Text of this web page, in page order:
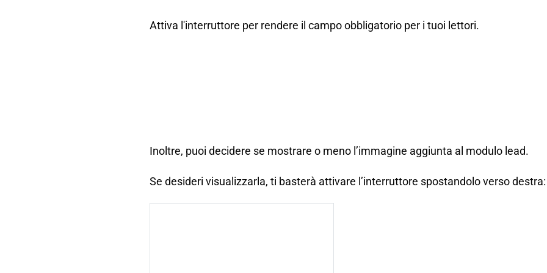
Attiva l'interruttore per rendere il campo obbligatorio per i tuoi lettori.
Inoltre, puoi decidere se mostrare o meno l’immagine aggiunta al modulo lead.
Se desideri visualizzarla, ti basterà attivare l’interruttore spostandolo verso